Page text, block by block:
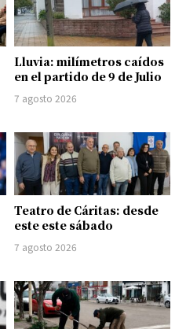
Lluvia: milímetros caídos
en el partido de 9 de Julio
7 agosto 2026
Teatro de Cáritas: desde
este este sábado
7 agosto 2026